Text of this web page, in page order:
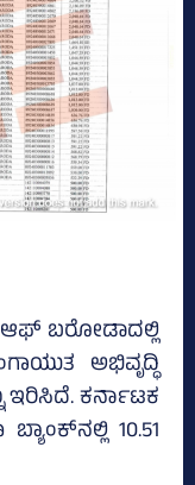
ಆಫ್‌ ಬರೋಡಾದಲ್ಲಿ
ಅಭಿವೃದ್ಧಿ
ಇರಿಸಿದೆ. ಕರ್ನಾಟಕ
10.51